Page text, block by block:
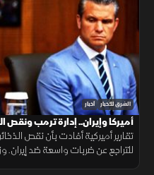
الشرق للأخبار أخبار
أميركا وإيران.. إدارة ترمب ونقص
تقارير أميركية أفادت بأن نقص
للتراجع عن ضربات واسعة ضد إيران.